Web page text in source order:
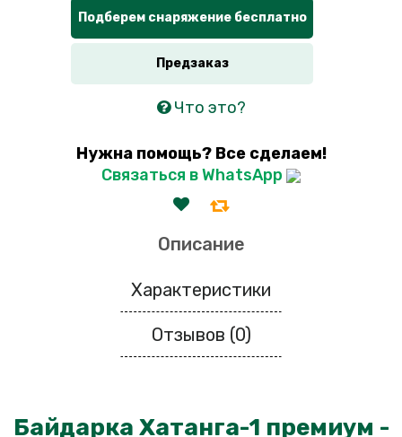
Подберем снаряжение бесплатно
Предзаказ
Что это?
Нужна помощь? Все сделаем!
Связаться в WhatsApp
Описание
Характеристики
Отзывов (0)
Байдарка Хатанга-1 премиум -